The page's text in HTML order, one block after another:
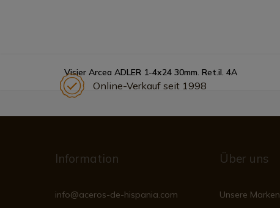
Visier Arcea ADLER 1-4x24 30mm. Ret.il. 4A
Online-Verkauf seit 1998
Information
info@aceros-de-hispania.com
Über uns
Unsere Marken